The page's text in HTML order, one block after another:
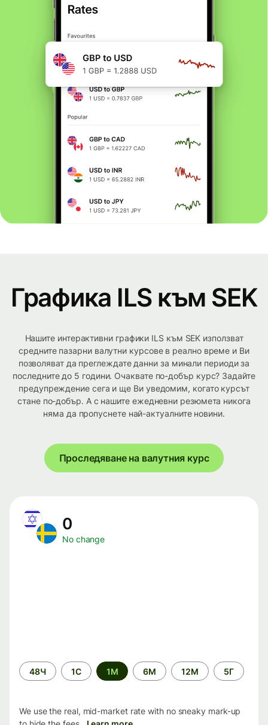
Графика ILS към SEK
Нашите интерактивни графики ILS към SEK използват
средните пазарни валутни курсове в реално време и Ви
позволяват да преглеждате данни за минали периоди за
последните до 5 години. Очаквате по-добър курс? Задайте
предупреждение сега и ще Ви уведомим, когато курсът
стане по-добър. А с нашите ежедневни резюмета никога
няма да пропуснете най-актуалните новини.
Проследяване на валутния курс
0
No change
Time
period
48Ч 1С 1М 6М 12М 5Г
We use the real, mid-market rate with no sneaky mark-up